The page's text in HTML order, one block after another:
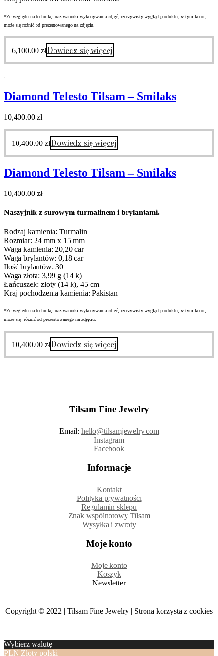
*Ze względu na technikę oraz warunki wykonywania zdjęć, rzeczywisty wygląd produktu, w tym kolor,
może się różnić od prezentowanego na zdjęciu.
6,100.00 złDowiedz się więcej
Diamond Telesto Tilsam – Smilaks
10,400.00 zł
10,400.00 złDowiedz się więcej
Diamond Telesto Tilsam – Smilaks
10,400.00 zł
Naszyjnik z surowym turmalinem i brylantami.
Rodzaj kamienia: Turmalin
Rozmiar: 24 mm x 15 mm
Waga kamienia: 20,20 car
Waga brylantów: 0,18 car
Ilość brylantów: 30
Waga złota: 3,99 g (14 k)
Łańcuszek: złoty (14 k), 45 cm
Kraj pochodzenia kamienia: Pakistan
*Ze względu na technikę oraz warunki wykonywania zdjęć, rzeczywisty wygląd produktu, w tym kolor,
może się różnić od prezentowanego na zdjęciu.
10,400.00 złDowiedz się więcej
Tilsam Fine Jewelry
Email: hello@tilsamjewelry.com
Instagram
Facebook
Informacje
Kontakt
Polityka prywatności
Regulamin sklepu
Znak wspólnotowy Tilsam
Wysyłka i zwroty
Moje konto
Moje konto
Koszyk
Newsletter
Copyright © 2022 | Tilsam Fine Jewelry | Strona korzysta z cookies
Wybierz walutę
PLN Złoty polski